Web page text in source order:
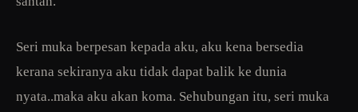
Seri muka berpesan kepada aku, aku kena bersedia
kerana sekiranya aku tidak dapat balik ke dunia
nyata..maka aku akan koma. Sehubungan itu, seri muka